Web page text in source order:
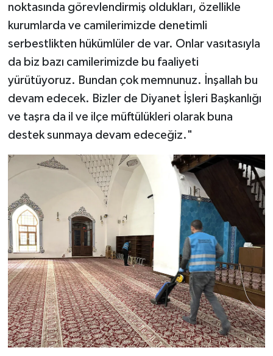
noktasında görevlendirmiş oldukları, özellikle
kurumlarda ve camilerimizde denetimli
serbestlikten hükümlüler de var. Onlar vasıtasıyla
da biz bazı camilerimizde bu faaliyeti
yürütüyoruz. Bundan çok memnunuz. İnşallah bu
devam edecek. Bizler de Diyanet İşleri Başkanlığı
ve taşra da il ve ilçe müftülükleri olarak buna
destek sunmaya devam edeceğiz."
Iğdır Müftülüğü
Isparta Müftülüğü
İzmir Müftülüğü
Kahramanmaraş Müftülüğü
Karabük Müftülüğü
Karaman Müftülüğü
Kars Müftülüğü
Kastamonu Müftülüğü
Kayseri Müftülüğü
Kilis Müftülüğü